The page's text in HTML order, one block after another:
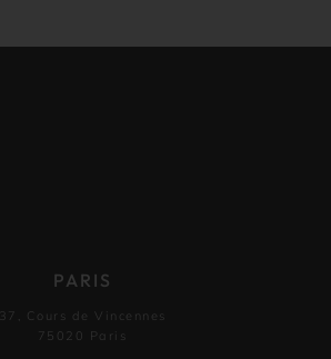
PARIS
37, Cours de Vincennes
75020 Paris